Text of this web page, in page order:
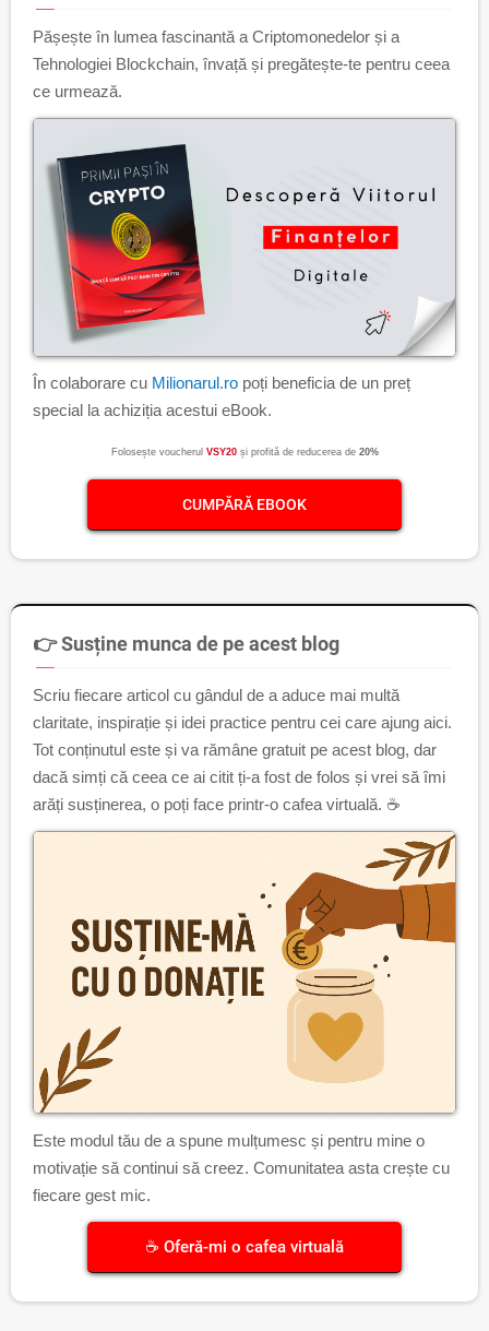
Pășește în lumea fascinantă a Criptomonedelor și a
Tehnologiei Blockchain, învață și pregătește-te pentru ceea
ce urmează.
În colaborare cu Milionarul.ro poți beneficia de un preț
special la achiziția acestui eBook.
Folosește voucherul VSY20 și profită de reducerea de 20%
CUMPĂRĂ EBOOK
👉 Susține munca de pe acest blog
Scriu fiecare articol cu gândul de a aduce mai multă
claritate, inspirație și idei practice pentru cei care ajung aici.
Tot conținutul este și va rămâne gratuit pe acest blog, dar
dacă simți că ceea ce ai citit ți-a fost de folos și vrei să îmi
arăți susținerea, o poți face printr-o cafea virtuală. ☕
Este modul tău de a spune mulțumesc și pentru mine o
motivație să continui să creez. Comunitatea asta crește cu
fiecare gest mic.
☕ Oferă-mi o cafea virtuală